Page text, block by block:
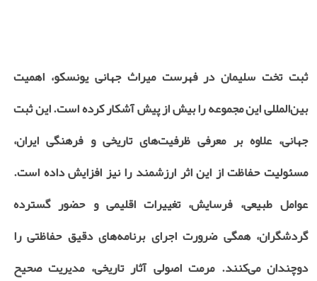
ثبت تخت سلیمان در فهرست میراث جهانی یونسکو، اهمیت
بین‌المللی این مجموعه را بیش از پیش آشکار کرده است. این ثبت
جهانی، علاوه بر معرفی ظرفیت‌های تاریخی و فرهنگی ایران،
مسئولیت حفاظت از این اثر ارزشمند را نیز افزایش داده است.
عوامل طبیعی، فرسایش، تغییرات اقلیمی و حضور گسترده
گردشگران، همگی ضرورت اجرای برنامه‌های دقیق حفاظتی را
دوچندان می‌کنند. مرمت اصولی آثار تاریخی، مدیریت صحیح